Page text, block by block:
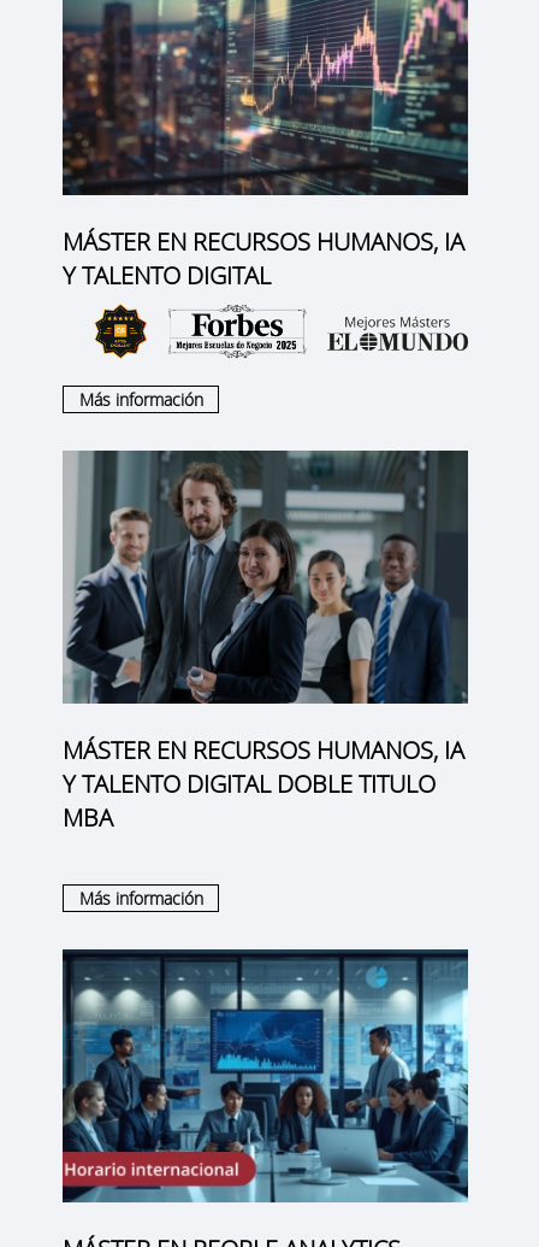
MÁSTER EN RECURSOS HUMANOS, IA
Y TALENTO DIGITAL
Más información
MÁSTER EN RECURSOS HUMANOS, IA
Y TALENTO DIGITAL DOBLE TITULO
MBA
Más información